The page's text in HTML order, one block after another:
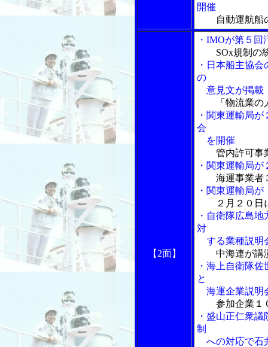
開催
自動運航船
【2面】
・IMOが第５
SOx規制の
・日本船主協
の
意見文が掲載
「物流業
・関東運輸局
会
を開催
管内許可事業
・関東運輸局
海運事業者
・関東運輸局
２月２０
・自衛隊広島
対
する業種説明
中海連が講
・海上自衛隊
と
海運企業説明
参加企業１
・盛山正仁衆
制
への対応で石